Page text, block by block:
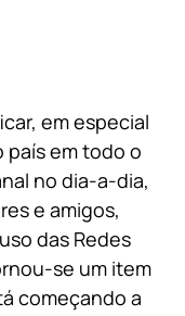
em especial
país em todo o
no dia-a-dia,
e amigos,
das Redes
se um item
começando a